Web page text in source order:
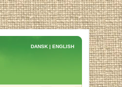
DANSK | ENGLISH